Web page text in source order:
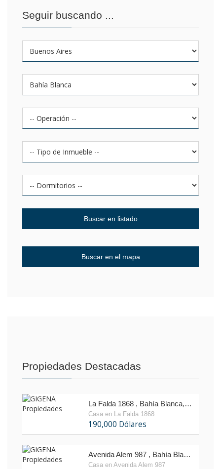
Seguir buscando ...
Propiedades Destacadas
La Falda 1868 , Bahía Blanca, Buenos Aires
Casa en La Falda 1868
190,000 Dólares
Avenida Alem 987 , Bahía Blanca, Buenos Aires
Casa en Avenida Alem 987